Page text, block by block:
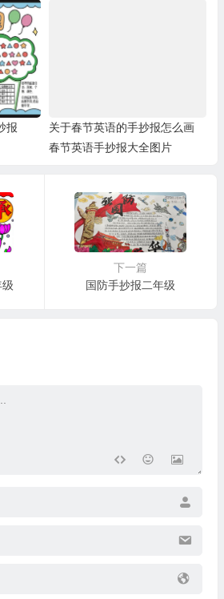
报
关于春节英语的手抄报怎么画
春节英语手抄报大全图片
下一篇
国防手抄报二年级